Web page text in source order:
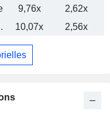
9,76x
2,62x
10,07x 2,56x